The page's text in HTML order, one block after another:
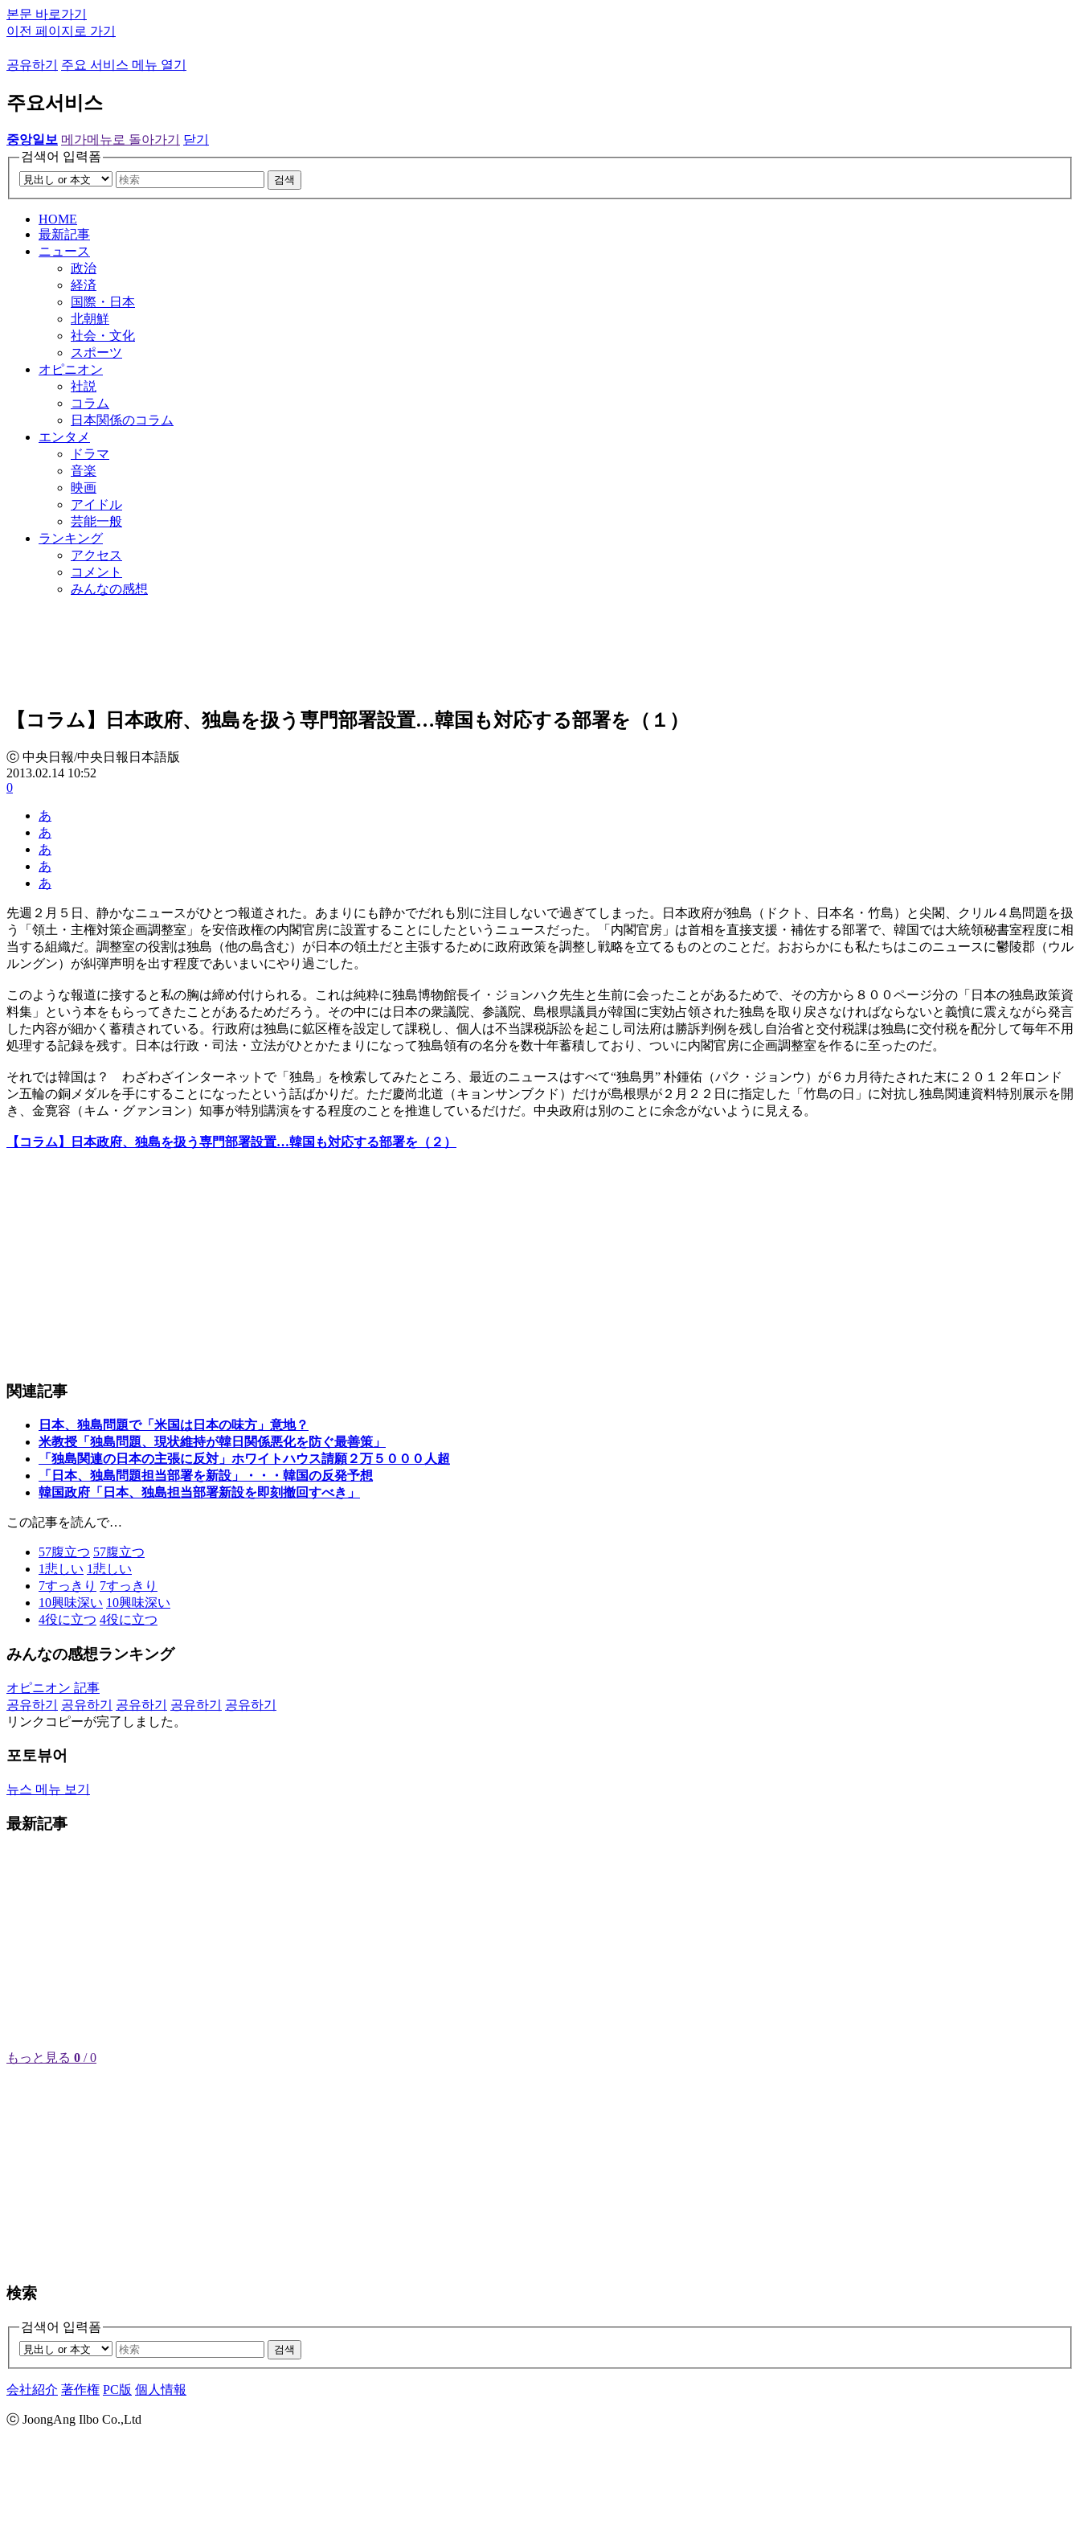
본문 바로가기
이전 페이지로 가기
공유하기 주요 서비스 메뉴 열기
주요서비스
중앙일보 메가메뉴로 돌아가기
닫기
검색어 입력폼
검색
HOME
最新記事
ニュース
政治
経済
国際・日本
北朝鮮
社会・文化
スポーツ
オピニオン
社説
コラム
日本関係のコラム
エンタメ
ドラマ
音楽
映画
アイドル
芸能一般
ランキング
アクセス
コメント
みんなの感想
【コラム】日本政府、独島を扱う専門部署設置…韓国も対応する部署を（１）
ⓒ 中央日報/中央日報日本語版
2013.02.14 10:52
0
あ
あ
あ
あ
あ
先週２月５日、静かなニュースがひとつ報道された。あまりにも静かでだれも別に注目しないで過ぎてしまった。日本政府が独島（ドクト、日本名・竹島）と尖閣、クリル４島問題を扱
う「領土・主権対策企画調整室」を安倍政権の内閣官房に設置することにしたというニュースだった。「内閣官房」は首相を直接支援・補佐する部署で、韓国では大統領秘書室程度に相
当する組織だ。調整室の役割は独島（他の島含む）が日本の領土だと主張するために政府政策を調整し戦略を立てるものとのことだ。おおらかにも私たちはこのニュースに鬱陵郡（ウル
ルングン）が糾弾声明を出す程度であいまいにやり過ごした。
このような報道に接すると私の胸は締め付けられる。これは純粋に独島博物館長イ・ジョンハク先生と生前に会ったことがあるためで、その方から８００ページ分の「日本の独島政策資
料集」という本をもらってきたことがあるためだろう。その中には日本の衆議院、参議院、島根県議員が韓国に実効占領された独島を取り戻さなければならないと義憤に震えながら発言
した内容が細かく蓄積されている。行政府は独島に鉱区権を設定して課税し、個人は不当課税訴訟を起こし司法府は勝訴判例を残し自治省と交付税課は独島に交付税を配分して毎年不用
処理する記録を残す。日本は行政・司法・立法がひとかたまりになって独島領有の名分を数十年蓄積しており、ついに内閣官房に企画調整室を作るに至ったのだ。
それでは韓国は？ わざわざインターネットで「独島」を検索してみたところ、最近のニュースはすべて“独島男” 朴鍾佑（パク・ジョンウ）が６カ月待たされた末に２０１２年ロンド
ン五輪の銅メダルを手にすることになったという話ばかりだ。ただ慶尚北道（キョンサンブクド）だけが島根県が２月２２日に指定した「竹島の日」に対抗し独島関連資料特別展示を開
き、金寛容（キム・グァンヨン）知事が特別講演をする程度のことを推進しているだけだ。中央政府は別のことに余念がないように見える。
【コラム】日本政府、独島を扱う専門部署設置…韓国も対応する部署を（２）
関連記事
日本、独島問題で「米国は日本の味方」意地？
米教授「独島問題、現状維持が韓日関係悪化を防ぐ最善策」
「独島関連の日本の主張に反対」ホワイトハウス請願２万５０００人超
「日本、独島問題担当部署を新設」・・・韓国の反発予想
韓国政府「日本、独島担当部署新設を即刻撤回すべき」
この記事を読んで…
57腹立つ 57腹立つ
1悲しい 1悲しい
7すっきり 7すっきり
10興味深い 10興味深い
4役に立つ 4役に立つ
みんなの感想ランキング
オピニオン 記事
공유하기
공유하기 공유하기 공유하기
공유하기
リンクコピーが完了しました。
포토뷰어
뉴스 메뉴 보기
最新記事
もっと見る 0 / 0
検索
검색어 입력폼
검색
会社紹介 著作権 PC版 個人情報
ⓒ JoongAng Ilbo Co.,Ltd